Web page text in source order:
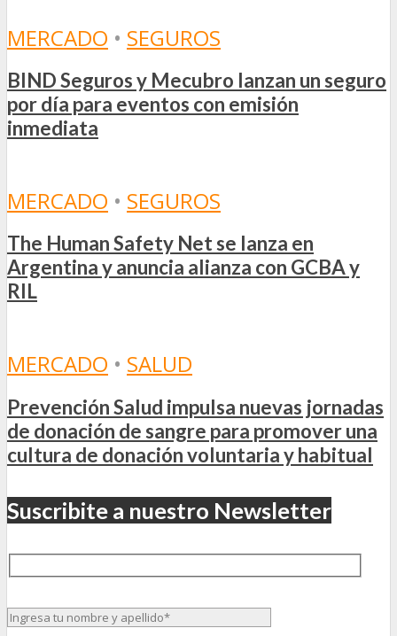
MERCADO • SEGUROS
BIND Seguros y Mecubro lanzan un seguro
por día para eventos con emisión
inmediata
MERCADO • SEGUROS
The Human Safety Net se lanza en
Argentina y anuncia alianza con GCBA y
RIL
MERCADO • SALUD
Prevención Salud impulsa nuevas jornadas
de donación de sangre para promover una
cultura de donación voluntaria y habitual
Suscribite a nuestro Newsletter